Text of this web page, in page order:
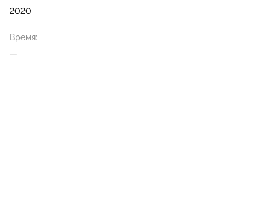
2020
Время:
—